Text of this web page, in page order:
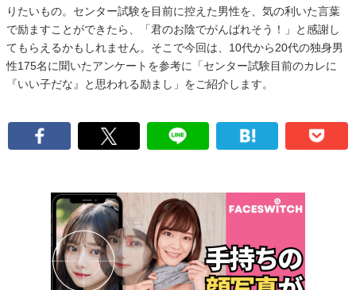
りたいもの。センター試験を目前に控えた男性を、気の利いた言葉
で励ますことができたら、「君のお陰でがんばれそう！」と感謝し
てもらえるかもしれません。そこで今回は、10代から20代の独身男
性175名に聞いたアンケートを参考に「センター試験目前のカレに
『いい子だな』と思われる励まし」をご紹介します。